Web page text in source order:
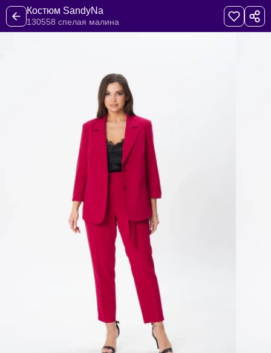
Костюм SandyNa
130558 спелая малина